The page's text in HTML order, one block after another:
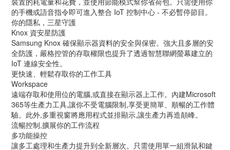
的手機或語音指令即可進入整合 IoT 控制中心 - 不必暫停節目。
你的隱私，三星守護
Knox 資安星防護
Samsung Knox 確保顯示器資料的安全與保密。強大且多層的安
全防護，嚴格控管的存取權限也提升了透過智慧聯網螢幕建立的
IoT 連線安全性。
更快速、輕鬆存取你的工作工具
Workspace
遠端存取和使用位的電腦,或直接在顯示器上工作。內建Microsoft
365等生產力工具,讓你不受電腦限制,享受更簡單、順暢的工作體
驗。此外,多重視窗將應用程式並排顯示,讓生產力再造顛峰。
流暢控制,擴展你的工作流程
多功能操控
讓多工處理和生產力提升到全新層次。只需使用單一組滑鼠和鍵